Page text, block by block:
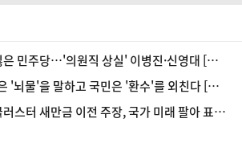
민주당…'의원직 상실' 이병진·신영대 [뉴
'뇌물'을 말하고 국민은 '환수'를 외친다 [데
스터 새만금 이전 주장, 국가 미래 팔아 표